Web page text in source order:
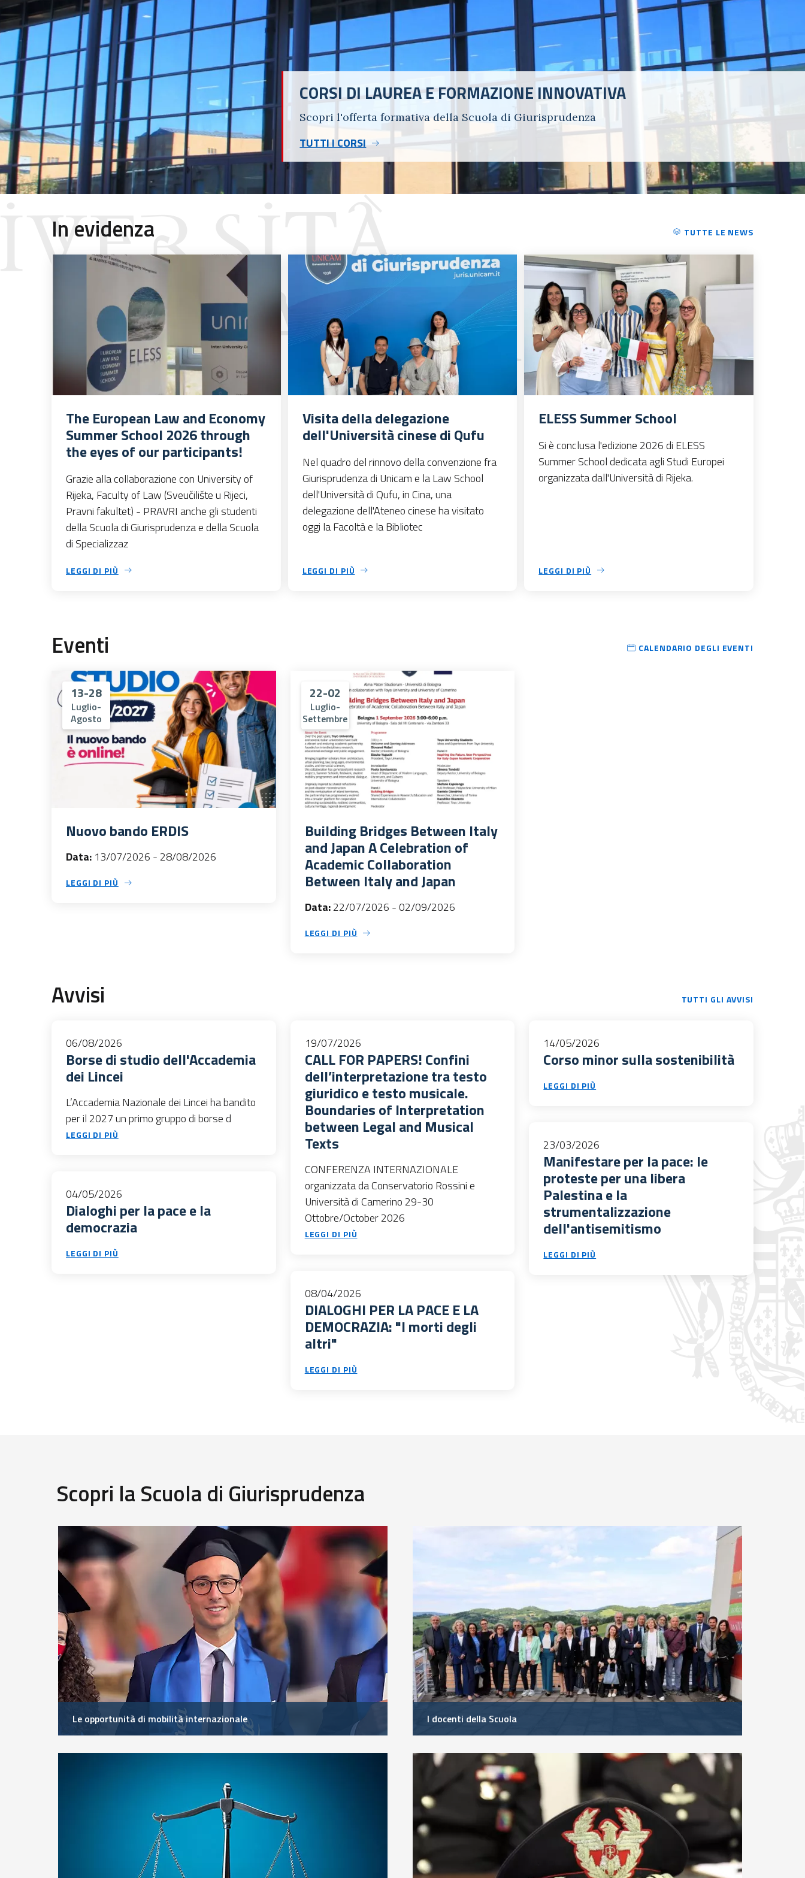
CORSI DI LAUREA E FORMAZIONE INNOVATIVA
Scopri l'offerta formativa della Scuola di Giurisprudenza
TUTTI I CORSI
In evidenza TUTTE LE NEWS
The European Law and Economy
Summer School 2026 through
the eyes of our participants!
Grazie alla collaborazione con University of
Rijeka, Faculty of Law (Sveučilište u Rijeci,
Pravni fakultet) - PRAVRI anche gli studenti
della Scuola di Giurisprudenza e della Scuola
di Specializzaz
LEGGI DI PIÙ
Visita della delegazione
dell'Università cinese di Qufu
Nel quadro del rinnovo della convenzione fra
Giurisprudenza di Unicam e la Law School
dell'Università di Qufu, in Cina, una
delegazione dell'Ateneo cinese ha visitato
oggi la Facoltà e la Bibliotec
LEGGI DI PIÙ
ELESS Summer School
Si è conclusa l'edizione 2026 di ELESS
Summer School dedicata agli Studi Europei
organizzata dall'Università di Rijeka.
LEGGI DI PIÙ
Eventi CALENDARIO DEGLI EVENTI
13-28
Luglio-
Agosto
Nuovo bando ERDIS
Data: 13/07/2026 -28/08/2026
LEGGI DI PIÙ
22-02
Luglio-
Settembre
Building Bridges Between Italy
and Japan A Celebration of
Academic Collaboration
Between Italy and Japan
Data:22/07/2026 -02/09/2026
LEGGI DI PIÙ
Avvisi TUTTI GLI AVVISI
06/08/2026
Borse di studio dell'Accademia
dei Lincei
L’Accademia Nazionale dei Lincei ha bandito
per il 2027 un primo gruppo di borse d
LEGGI DI PIÙ
19/07/2026
CALL FOR PAPERS! Confini
dell’interpretazione tra testo
giuridico e testo musicale.
Boundaries of Interpretation
between Legal and Musical
Texts
CONFERENZA INTERNAZIONALE
organizzata da Conservatorio Rossini e
Università di Camerino 29-30
Ottobre/October 2026
LEGGI DI PIÙ
14/05/2026
Corso minor sulla sostenibilità
LEGGI DI PIÙ
04/05/2026
Dialoghi per la pace e la
democrazia
LEGGI DI PIÙ
08/04/2026
DIALOGHI PER LA PACE E LA
DEMOCRAZIA: "I morti degli
altri"
LEGGI DI PIÙ
23/03/2026
Manifestare per la pace: le
proteste per una libera
Palestina e la
strumentalizzazione
dell'antisemitismo
LEGGI DI PIÙ
Scopri la Scuola di Giurisprudenza
Le opportunità di mobilità internazionale I docenti della Scuola